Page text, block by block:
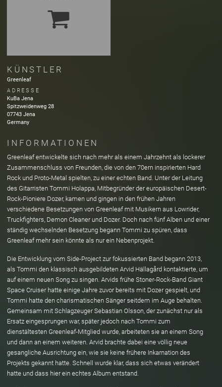
KÜNSTLER
Greenleaf
ADRESSE
KuBa Jena
Spitzweidenweg 28
07743 Jena
Germany
INFORMATIONEN
Greenleaf entwickelte sich nach mehr als einem Jahrzehnt als lockerer
Zusammenschluss von Freunden, die von den 70ern inspirierten Hard
Rock und Proto-Metal spielten, zu einer echten Band. Unter der Leitung
des Gitarristen Tommi Holappa, Mitbegründer der europäischen Desert-
Rock-Pioniere Dozer, kamen und gingen in den frühen Jahren
verschiedene Besetzungen von Greenleaf mit Musikern aus Lowrider,
Truckfighters, Demon Cleaner und Dozer. Doch nach fünf Alben und einer
ständig wechselnden Besetzung begann Tommi zu spüren, dass
Greenleaf mehr sein könnte als nur ein Nebenprojekt.
Die Entwicklung vom Side-Project zur fokussierten Band begann 2013,
als Tommi den klassisch ausgebildeten Arvid Hällagård kontaktierte, um
auf einem neuen Song zu singen. Arvids frühe Stoner-Rock-Band Giant
Space Cruiser hatte einige Jahre zuvor bereits mit Dozer gespielt, und
Tommi hatte den charismatischen Sänger seitdem im Auge behalten.
Gemeinsam mit Schlagzeuger Sebastian Olsson, der zunächst nur als
Ersatz eingesprungen war, später jedoch nach Tommi zum
dienstältesten Greenleaf-Mitglied wurde, arbeiteten sie an einem Song
und dann an einem weiteren. Arvid brachte dabei eine völlig neue
gesangliche Ausrichtung ein, wie sie keine frühere Inkarnation des
Projekts gekannt hatte. Schnell wurde klar, dass sich etwas verändert
hatte und dass hier ein echtes Album entstand.